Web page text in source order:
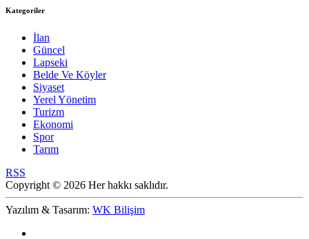
Kategoriler
İlan
Güncel
Lapseki
Belde Ve Köyler
Siyaset
Yerel Yönetim
Turizm
Ekonomi
Spor
Tarım
RSS
Copyright © 2026 Her hakkı saklıdır.
Yazılım & Tasarım: WK Bilişim